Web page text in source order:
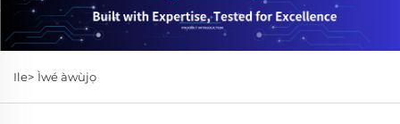
Ile> Ìwé àwùjọ